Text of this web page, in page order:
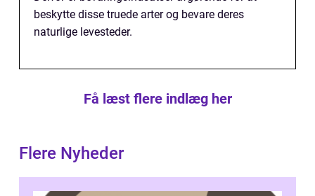
beskytte disse truede arter og bevare deres
naturlige levesteder.
Få læst flere indlæg her
Flere Nyheder